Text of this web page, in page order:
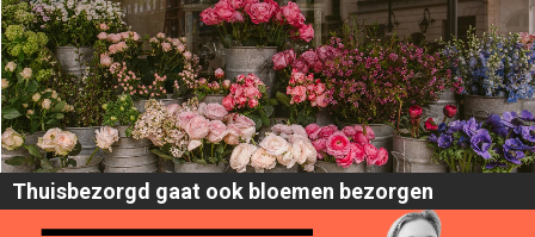
Thuisbezorgd gaat ook bloemen bezorgen